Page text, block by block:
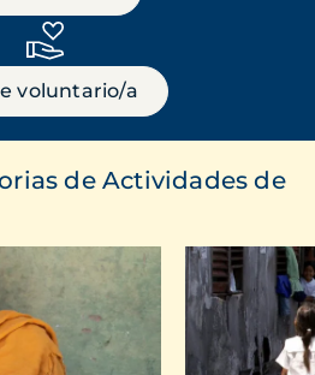
voluntario/a
de Actividades de